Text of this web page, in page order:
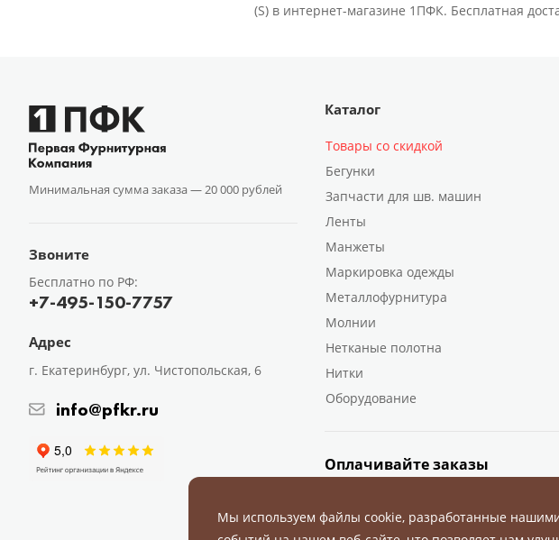
(S) в интернет-магазине 1ПФК. Бесплатная
Минимальная сумма заказа —20 000 рублей
Звоните
Бесплатно по РФ:
+7-495-150-7757
Адрес
г. Екатеринбург, ул. Чистопольская, 6
info@pfkr.ru
Каталог
Товары со скидкой
Бегунки
Запчасти для шв. машин
Ленты
Манжеты
Маркировка одежды
Металлофурнитура
Молнии
Нетканые полотна
Нитки
Оборудование
Оплачивайте заказы
Мы используем файлы cookie, разработанные